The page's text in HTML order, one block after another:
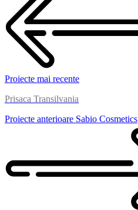
Proiecte mai recente
Prisaca Transilvania
Proiecte anterioare Sabio Cosmetics